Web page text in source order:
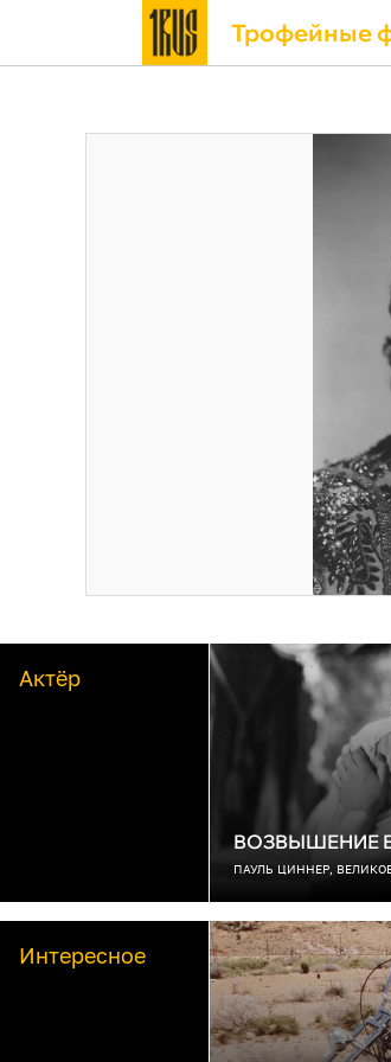
Трофейные
Актёр
ВОЗВЫШЕНИЕ
ПАУЛЬ ЦИННЕР,
Интересное